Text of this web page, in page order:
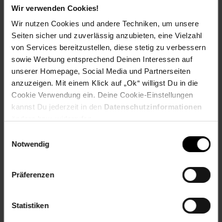
Wir verwenden Cookies!
Wir nutzen Cookies und andere Techniken, um unsere
Seiten sicher und zuverlässig anzubieten, eine Vielzahl
von Services bereitzustellen, diese stetig zu verbessern
sowie Werbung entsprechend Deinen Interessen auf
unserer Homepage, Social Media und Partnerseiten
anzuzeigen. Mit einem Klick auf „Ok“ willigst Du in die
Cookie Verwendung ein. Deine Cookie-Einstellungen
kannst Du jederzeit in den Datenschutzinformationen
Notwendig
Präferenzen
Statistiken
Fußzeile
Weitere Online-Angebote
Netto Reisen TV-Shop Weinwelt
Rezeptwelt Karriere